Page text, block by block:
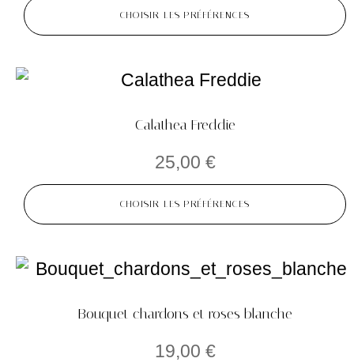
CHOISIR LES PRÉFÉRENCES
Calathea Freddie
25,00 €
CHOISIR LES PRÉFÉRENCES
Bouquet chardons et roses blanche
19,00 €